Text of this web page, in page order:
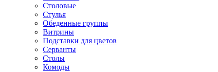
Столовые
Стулья
Обеденные группы
Витрины
Подставки для цветов
Серванты
Столы
Комоды